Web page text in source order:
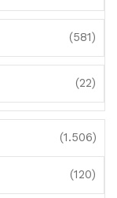
(581)
(22)
(1.506)
(120)